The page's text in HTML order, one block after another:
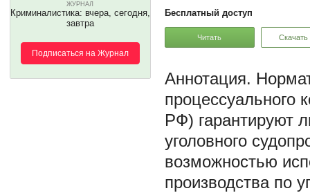
ЖУРНАЛ
Криминалистика: вчера, сегодня,
завтра
Подписаться на Журнал
Бесплатный доступ
Читать Скачать
процессуального
РФ) гарантируют
уголовного
возможностью
производства по